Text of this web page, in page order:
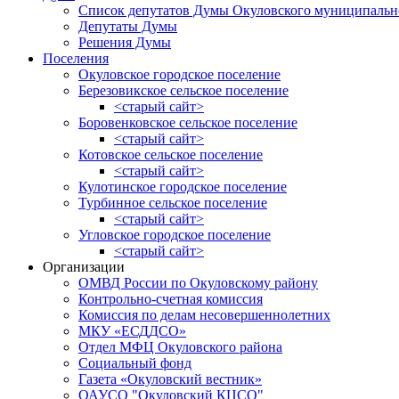
Список депутатов Думы Окуловского
Депутаты Думы
Решения Думы
Поселения
Окуловское городское поселение
Березовикское сельское поселение
<старый сайт>
Боровенковское сельское поселение
<старый сайт>
Котовское сельское поселение
<старый сайт>
Кулотинское городское поселение
Турбинное сельское поселение
<старый сайт>
Угловское городское поселение
<старый сайт>
Организации
ОМВД России по Окуловскому району
Контрольно-счетная комиссия
Комиссия по делам несовершеннолетних
МКУ «ЕСДДСО»
Отдел МФЦ Окуловского района
Социальный фонд
Газета «Окуловский вестник»
ОАУСО "Окуловский КЦСО"